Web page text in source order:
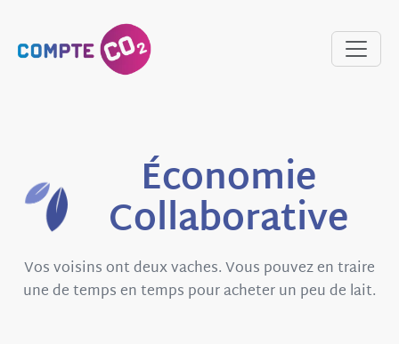
Économie
Collaborative
Vos voisins ont deux vaches. Vous pouvez en traire
une de temps en temps pour acheter un peu de lait.